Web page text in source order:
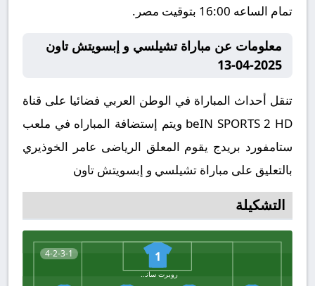
تمام الساعه 16:00 بتوقيت مصر.
معلومات عن مباراة تشيلسي و إبسويتش تاون
2025-04-13
تنقل أحداث المباراة في الوطن العربي فضائيا على قناة
beIN SPORTS 2 HD ويتم إستضافة المباراه في ملعب
ستامفورد بريدج يقوم المعلق الرياضى عامر الخوذيري
بالتعليق على مباراة تشيلسي و إبسويتش تاون
التشكيلة
4-2-3-1 1
روبرت سانشيز